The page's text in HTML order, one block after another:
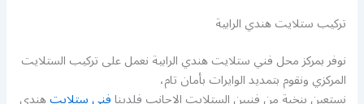
تركيب ستلايت هندي الرابية
نوفر بمركز محل فني ستلايت هندي الرابية نعمل على تركيب الستلايت
المركزي ونقوم بتمديد الوايرات بأمان تام،